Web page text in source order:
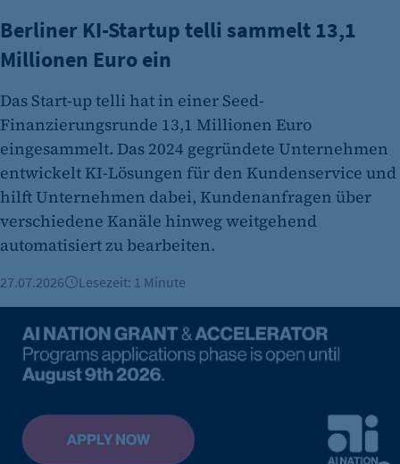
Berliner KI-Startup telli sammelt 13,1
Millionen Euro ein
Das Start-up telli hat in einer Seed-
Finanzierungsrunde 13,1 Millionen Euro
eingesammelt. Das 2024 gegründete Unternehmen
entwickelt KI-Lösungen für den Kundenservice und
hilft Unternehmen dabei, Kundenanfragen über
verschiedene Kanäle hinweg weitgehend
automatisiert zu bearbeiten.
27.07.2026 Lesezeit: 1 Minute